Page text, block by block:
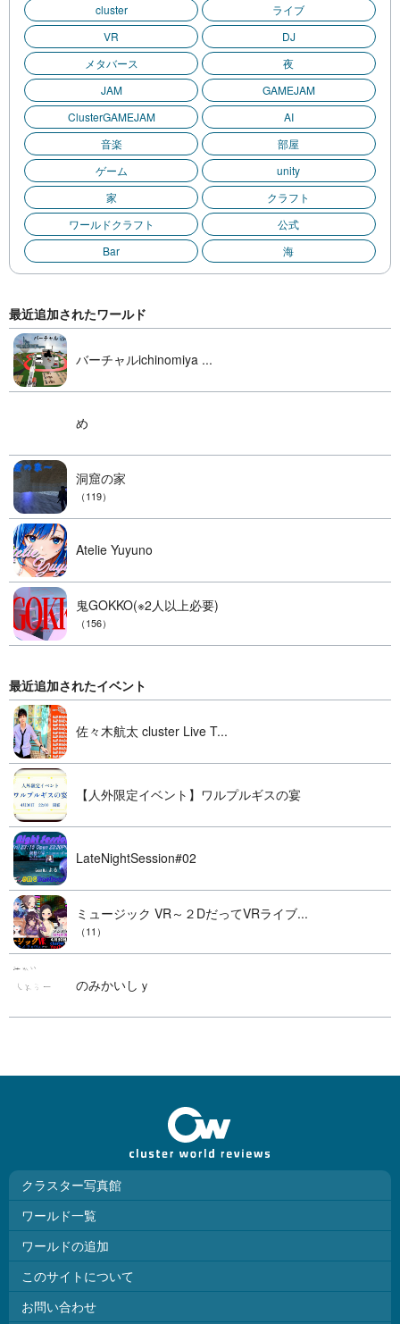
cluster
ライブ
VR
DJ
メタバース
夜
JAM
GAMEJAM
ClusterGAMEJAM
AI
音楽
部屋
ゲーム
unity
家
クラフト
ワールドクラフト
公式
Bar
海
最近追加されたワールド
バーチャルichinomiya ...
め
洞窟の家
（119）
Atelie Yuyuno
鬼GOKKO(※2人以上必要)
（156）
最近追加されたイベント
佐々木航太 cluster Live T...
【人外限定イベント】ワルプルギスの宴
LateNightSession#02
ミュージック VR～２DだってVRライブ...
（11）
のみかいしｙ
クラスター写真館
ワールド一覧
ワールドの追加
このサイトについて
お問い合わせ